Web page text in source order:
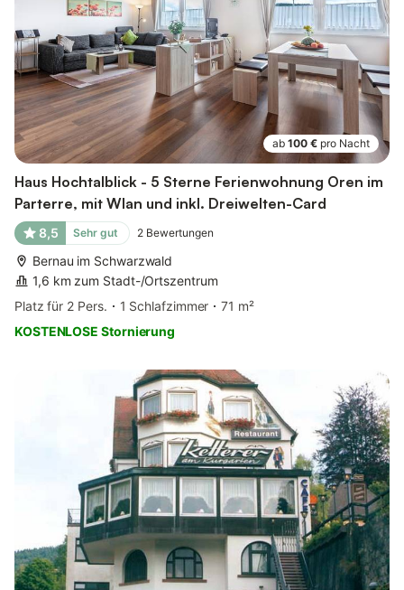
ab 100 € pro Nacht
Haus Hochtalblick - 5 Sterne Ferienwohnung Oren im
Parterre, mit Wlan und inkl. Dreiwelten-Card
8,5 Sehr gut 2 Bewertungen
Bernau im Schwarzwald
1,6 km zum Stadt-/Ortszentrum
Platz für 2 Pers.
1 Schlafzimmer
71 m²
KOSTENLOSE Stornierung